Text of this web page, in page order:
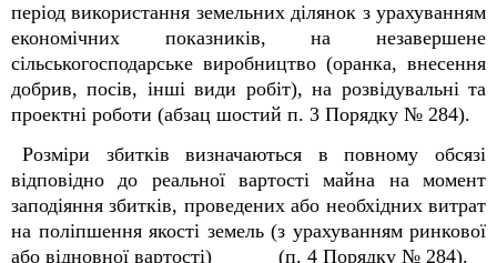
період використання земельних ділянок з урахуванням
економічних показників, на незавершене
сільськогосподарське виробництво (оранка, внесення
добрив, посів, інші види робіт), на розвідувальні та
проектні роботи (абзац шостий п. 3 Порядку № 284).
Розміри збитків визначаються в повному обсязі
відповідно до реальної вартості майна на момент
заподіяння збитків, проведених або необхідних витрат
на поліпшення якості земель (з урахуванням ринкової
або відновної вартості) (п. 4 Порядку № 284).